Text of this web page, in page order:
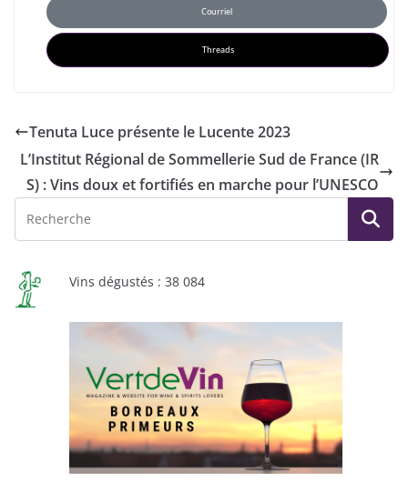
Courriel
Threads
Tenuta Luce présente le Lucente 2023
L’Institut Régional de Sommellerie Sud de France (IR
S) : Vins doux et fortifiés en marche pour l’UNESCO
Vins dégustés : 38 084